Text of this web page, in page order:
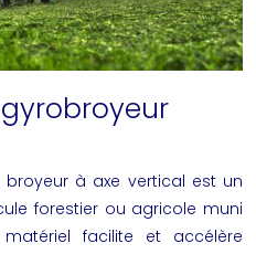
gyrobroyeur
à axe vertical est un
forestier ou agricole muni
facilite et accélère